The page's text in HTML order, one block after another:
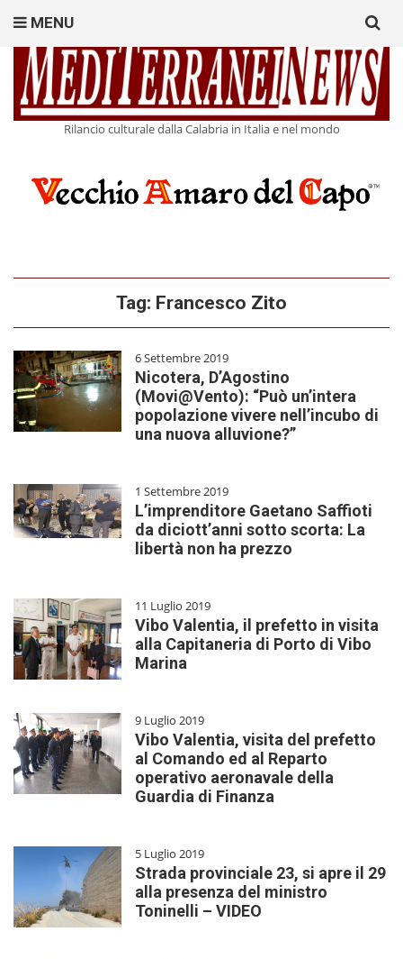
Rilancio culturale dalla Calabria in Italia e nel mondo
MENU
for:
Tag: Francesco Zito
6 Settembre 2019
Nicotera, D’Agostino
(Movi@Vento): “Può un’intera
popolazione vivere nell’incubo di
una nuova alluvione?”
1 Settembre 2019
L’imprenditore Gaetano Saffioti
da diciott’anni sotto scorta: La
libertà non ha prezzo
11 Luglio 2019
Vibo Valentia, il prefetto in visita
alla Capitaneria di Porto di Vibo
Marina
9 Luglio 2019
Vibo Valentia, visita del prefetto
al Comando ed al Reparto
operativo aeronavale della
Guardia di Finanza
5 Luglio 2019
Strada provinciale 23, si apre il 29
alla presenza del ministro
Toninelli – VIDEO